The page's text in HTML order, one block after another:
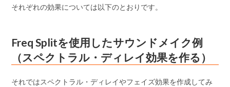
それぞれの効果については以下のとおりです。
Freq Splitを使用したサウンドメイク例
（スペクトラル・ディレイ効果を作る）
それではスペクトラル・ディレイやフェイズ効果を作成してみ